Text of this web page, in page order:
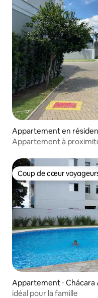
Appartement en
Appartement à
Coup de cœur
Coup de cœur
Appartement ⋅
idéal pour la famille